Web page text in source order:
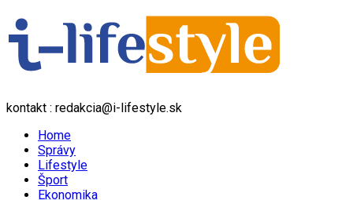
kontakt : redakcia@i-lifestyle.sk
Home
Správy
Lifestyle
Šport
Ekonomika